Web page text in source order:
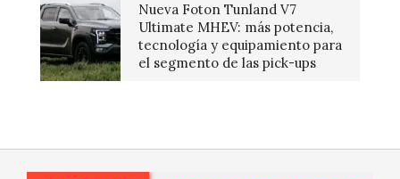
Nueva Foton Tunland V7
Ultimate MHEV: más potencia,
tecnología y equipamiento para
el segmento de las pick-ups